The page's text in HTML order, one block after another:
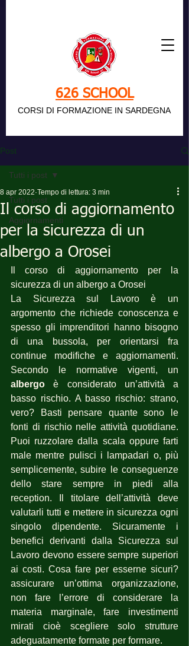
626 SCHOOL
CORSI DI FORMAZIONE IN SARDEGNA
Post
Tutti i post
Aggiornamenti
Tutti i post
Il corso di aggiornamento
per la sicurezza di un
albergo a Orosei
8 apr 2022 Tempo di lettura: 3 min
Il corso di aggiornamento per la
sicurezza di un albergo a Orosei
La Sicurezza sul Lavoro è un
argomento che richiede conoscenza e
spesso gli imprenditori hanno bisogno
di una bussola, per orientarsi fra
continue modifiche e aggiornamenti.
albergo è considerato un’attività a
basso rischio. A basso rischio: strano,
vero? Basti pensare quante sono le
fonti di rischio nelle attività quotidiane.
Puoi ruzzolare dalla scala oppure farti
male mentre pulisci i lampadari o, più
semplicemente, subire le conseguenze
dello stare sempre in piedi alla
reception. Il titolare dell’attività deve
valutarli tutti e mettere in sicurezza ogni
singolo dipendente. Sicuramente i
benefici derivanti dalla Sicurezza sul
Lavoro devono essere sempre superiori
ai costi. Cosa fare per esserne sicuri?
assicurare un’ottima organizzazione,
non fare l’errore di considerare la
materia marginale, fare investimenti
mirati cioè scegliere solo strutture
adeguatamente formate per formare.